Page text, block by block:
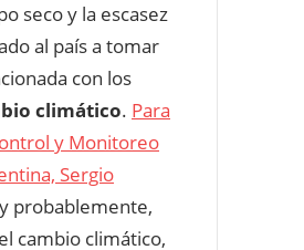
seco y la escasez
al país a tomar
con los
climático. Para
y Monitoreo
Sergio
probablemente,
cambio climático,